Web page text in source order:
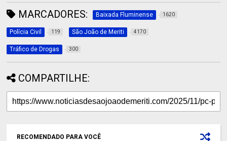
MARCADORES: Baixada Fluminense 1620
Polícia Civil 119 São João de Meriti 4170
Tráfico de Drogas 300
COMPARTILHE:
RECOMENDADO PARA VOCÊ